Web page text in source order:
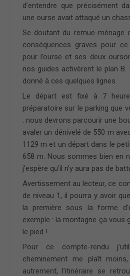
d’entendre que précisément
une ourse avait attaqué un
Se doutant du remue-ménage
conséquences graves pour
pour l’ourse et ses deux
nos guides activèrent le plan B.
donné à ces quelques lignes.
Le départ est fixé à 7
préparatoire sur le parking que
: nous devrons parcourir une
avaler un dénivelé de 550 m
1129 m et un départ dans le
658 m. Nous sommes bien en
j’espère qu’il n’y aura pas de
Avertissement au lecteur, ce
de niveau 1, il pourra y avoir
la première sous la forme
exemple : la montagne ça vous
le pied !
Pour ce compte-rendu
cheminement me plaît
autrement, l’itinéraire se